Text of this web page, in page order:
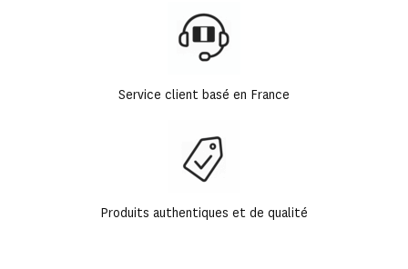
Service client basé en France
Produits authentiques et de qualité